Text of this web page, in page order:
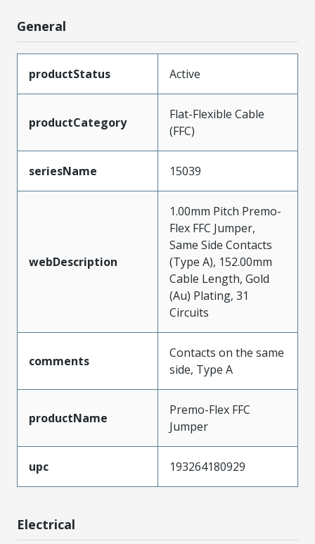
General
productStatus Active
productCategory
Flat-Flexible Cable
(FFC)
seriesName 15039
webDescription
1.00mm Pitch Premo-
Flex FFC Jumper,
Same Side Contacts
(Type A), 152.00mm
Cable Length, Gold
(Au) Plating, 31
Circuits
comments
Contacts on the same
side, Type A
productName
Premo-Flex FFC
Jumper
upc 193264180929
Electrical